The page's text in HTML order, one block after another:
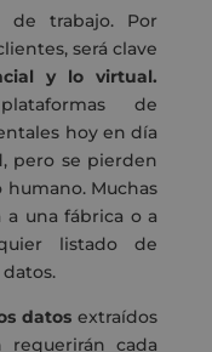
trabajo. Por
será clave
y lo virtual.
de
hoy en día
pero se pierden
Muchas
una fábrica o a
listado de
datosextraídos
cada